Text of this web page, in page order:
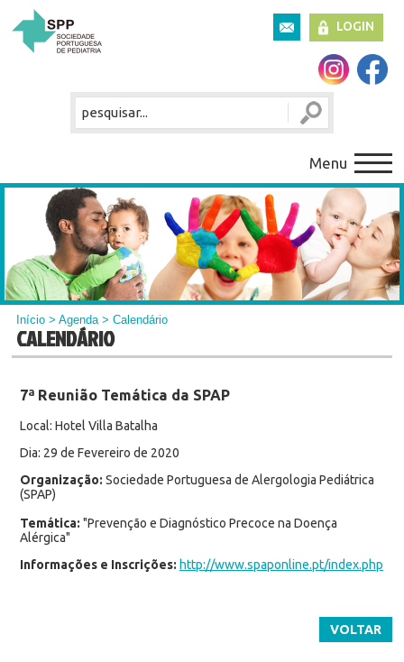
LOGIN
Menu
Início >Agenda> Calendário
CALENDÁRIO
7ª Reunião Temática da SPAP
Local: Hotel Villa Batalha
Dia: 29 de Fevereiro de 2020
Organização: Sociedade Portuguesa de Alergologia Pediátrica
(SPAP)
Temática: "Prevenção e Diagnóstico Precoce na Doença
Alérgica"
Informações e Inscrições: http://www.spaponline.pt/index.php
VOLTAR